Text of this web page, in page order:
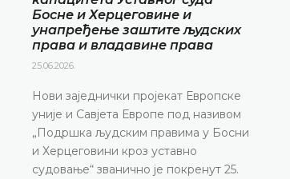
Босне и Херцеговине и
унапређење заштите људских
права и владавине права
25.06.2026.
Нови заједнички пројекат Европске
уније и Савјета Европе под називом
„Подршка људским правима у Босни
и Херцеговини кроз уставно
судовање“ званично је покренут 25.